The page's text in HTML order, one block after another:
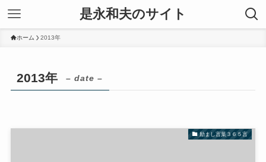
是永和夫のサイト
ホーム 2013年
2013年 – date –
励まし言葉３６５言